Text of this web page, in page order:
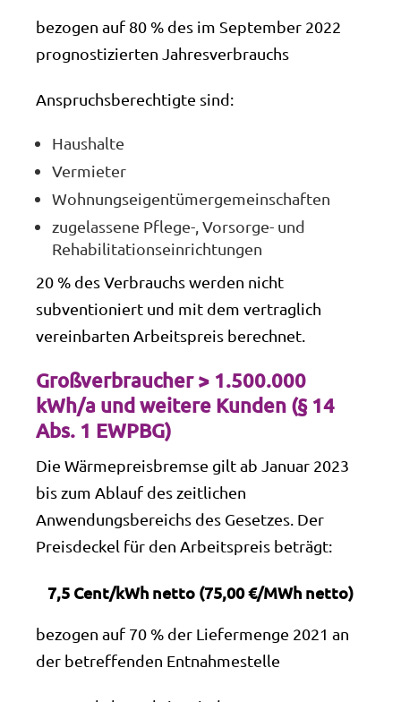
bezogen auf 80 % des im September 2022
prognostizierten Jahresverbrauchs
Anspruchsberechtigte sind:
Haushalte
Vermieter
Wohnungseigentümergemeinschaften
zugelassene Pflege-, Vorsorge- und
Rehabilitationseinrichtungen
20 % des Verbrauchs werden nicht
subventioniert und mit dem vertraglich
vereinbarten Arbeitspreis berechnet.
Großverbraucher > 1.500.000
kWh/a und weitere Kunden (§ 14
Abs. 1 EWPBG)
Die Wärmepreisbremse gilt ab Januar 2023
bis zum Ablauf des zeitlichen
Anwendungsbereichs des Gesetzes. Der
Preisdeckel für den Arbeitspreis beträgt:
7,5 Cent/kWh netto (75,00 €/MWh netto)
bezogen auf 70 % der Liefermenge 2021 an
der betreffenden Entnahmestelle